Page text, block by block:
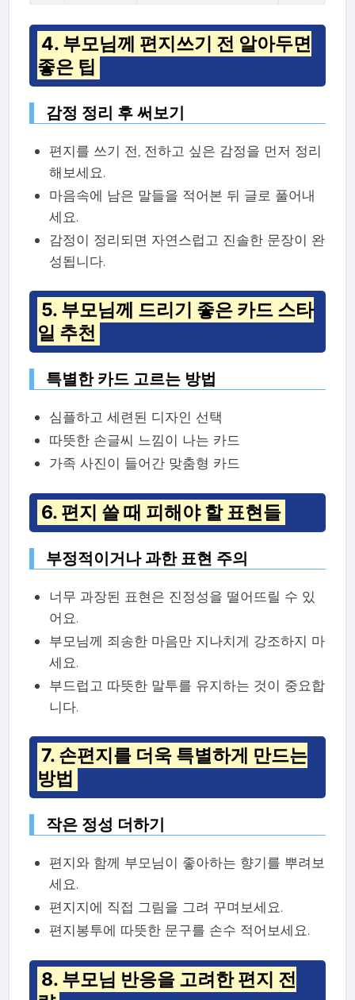
4. 부모님께 편지쓰기 전 알아두면
좋은 팁
감정 정리 후 써보기
편지를 쓰기 전, 전하고 싶은 감정을 먼저 정리
해보세요.
마음속에 남은 말들을 적어본 뒤 글로 풀어내
세요.
감정이 정리되면 자연스럽고 진솔한 문장이 완
성됩니다.
5. 부모님께 드리기 좋은 카드 스타
일 추천
특별한 카드 고르는 방법
심플하고 세련된 디자인 선택
따뜻한 손글씨 느낌이 나는 카드
가족 사진이 들어간 맞춤형 카드
6. 편지 쓸 때 피해야 할 표현들
부정적이거나 과한 표현 주의
너무 과장된 표현은 진정성을 떨어뜨릴 수 있
어요.
부모님께 죄송한 마음만 지나치게 강조하지 마
세요.
부드럽고 따뜻한 말투를 유지하는 것이 중요합
니다.
7. 손편지를 더욱 특별하게 만드는
방법
작은 정성 더하기
편지와 함께 부모님이 좋아하는 향기를 뿌려보
세요.
편지지에 직접 그림을 그려 꾸며보세요.
편지봉투에 따뜻한 문구를 손수 적어보세요.
8. 부모님 반응을 고려한 편지 전